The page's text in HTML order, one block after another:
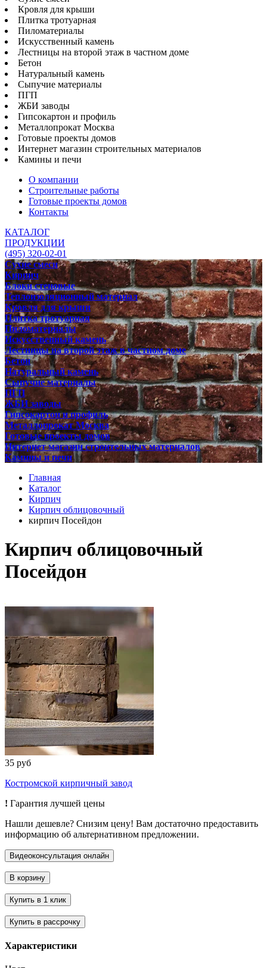
Кровля для крыши
Плитка тротуарная
Пиломатериалы
Искусственный камень
Лестницы на второй этаж в частном доме
Бетон
Натуральный камень
Сыпучие материалы
ПГП
ЖБИ заводы
Гипсокартон и профиль
Металлопрокат Москва
Готовые проекты домов
Интернет магазин строительных материалов
Камины и печи
О компании
Строительные работы
Готовые проекты домов
Контакты
КАТАЛОГ
ПРОДУКЦИИ
(495) 320-02-01
Сухие смеси
Кирпич
Блоки стеновые
Теплоизоляционный материал
Кровля для крыши
Плитка тротуарная
Пиломатериалы
Искусственный камень
Лестницы на второй этаж в частном доме
Бетон
Натуральный камень
Сыпучие материалы
ПГП
ЖБИ заводы
Гипсокартон и профиль
Металлопрокат Москва
Готовые проекты домов
Интернет магазин строительных материалов
Камины и печи
Главная
Каталог
Кирпич
Кирпич облицовочный
кирпич Посейдон
Кирпич облицовочный
Посейдон
35 руб
Костромской кирпичный завод
! Гарантия лучшей цены
Нашли дешевле? Снизим цену! Вам достаточно предоставить
информацию об альтернативном предложении.
Характеристики